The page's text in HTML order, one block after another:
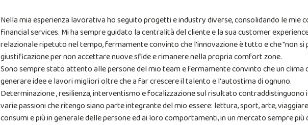
Nella mia esperienza lavorativa ho seguito progetti e industry diverse, consolidando le mie
financial services. Mi ha sempre guidato la centralità del cliente e la sua customer
relazionale ripetuto nel tempo, fermamente convinto che l'innovazione è tutto e che "non si
giustificazione per non accettare nuove sfide e rimanere nella propria comfort zone.
Sono sempre stato attento alle persone del mio team e fermamente convinto che un clima
generare idee e lavori migliori oltre che a far crescere il talento e l'autostima di ognuno.
Determinazione , resilienza, interventismo e focalizzazione sul risultato
varie passioni che ritengo siano parte integrante del mio essere: lettura, sport, arte,
consumi e più in generale delle persone ed ai loro comportamenti, in un mercato sempre